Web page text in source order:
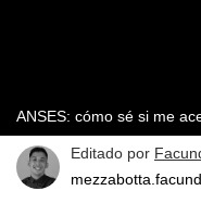
ANSES: cómo sé si me
Editado por